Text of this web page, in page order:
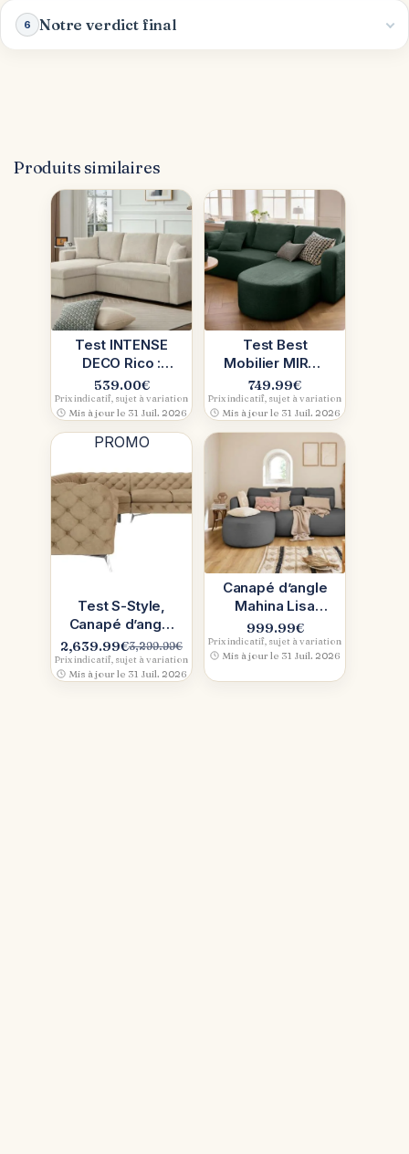
6 Notre verdict final
Produits similaires
Test INTENSE
DECO Rico :
canapé d’angle
convertible
réversible 5
places
539.00€
Prix indicatif, sujet à variation
Mis à jour le 31 Juil. 2026
Test Best
Mobilier MIRO :
canapé d’angle
convertible
réversible
749.99€
Prix indicatif, sujet à variation
Mis à jour le 31 Juil. 2026
PROMO
Test S-Style,
Canapé d’angle
Chesterfield en
L
3,299.99€
Le
prix
initial
2,639.99€
Le
prix
actuel
Prix indicatif, sujet à variation
Mis à jour le 31 Juil. 2026
Canapé d’angle
Mahina Lisa
Design (4
places, angle
gauche,
convertible)
999.99€
Prix indicatif, sujet à variation
Mis à jour le 31 Juil. 2026